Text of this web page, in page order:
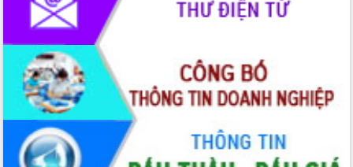
UBND tỉnh họp báo định kỳ tháng 4
năm 2026
Hội thảo khoa học “Giải pháp thúc đẩy
phát triển nền kinh tế xanh tại tỉnh
Đắk Lắk”
Tăng cường giám sát, đôn đốc thực
hiện nhiệm vụ quản lý tài sản công
hàng tuần
Tháo gỡ những vướng mắc, đẩy mạnh
công tác cải cách thủ tục hành chính